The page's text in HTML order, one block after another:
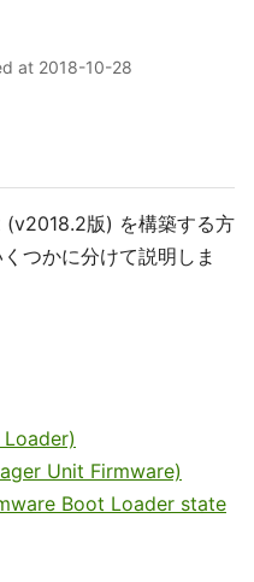
at 2018-10-28
版) を構築する方
つかに分けて説明しま
Unit Firmware)
Boot Loader state